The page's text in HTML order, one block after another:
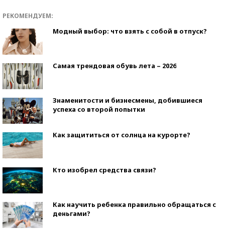
РЕКОМЕНДУЕМ:
Модный выбор: что взять с собой в отпуск?
Самая трендовая обувь лета – 2026
Знаменитости и бизнесмены, добившиеся
успеха со второй попытки
Как защититься от солнца на курорте?
Кто изобрел средства связи?
Как научить ребенка правильно обращаться с
деньгами?